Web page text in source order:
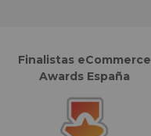
Finalistas eCommerce
Awards España